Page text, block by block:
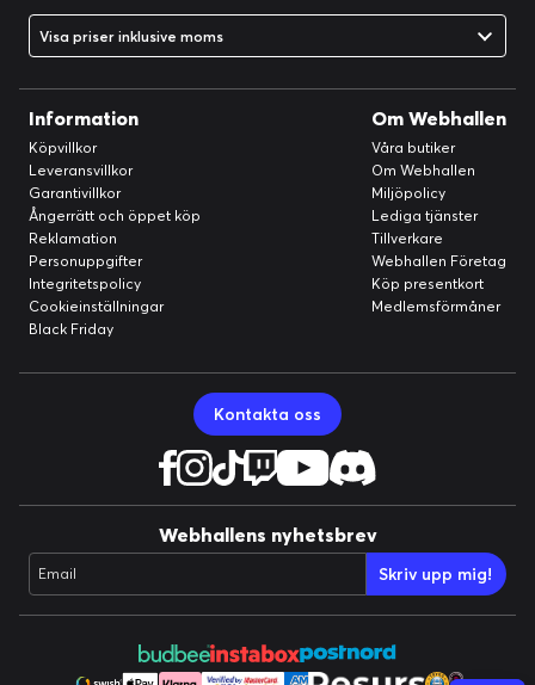
Visa priser inklusive moms
Information
Köpvillkor
Leveransvillkor
Garantivillkor
Ångerrätt och öppet köp
Reklamation
Personuppgifter
Integritetspolicy
Cookieinställningar
Black Friday
Om Webhallen
Våra butiker
Om Webhallen
Miljöpolicy
Lediga tjänster
Tillverkare
Webhallen Företag
Köp presentkort
Medlemsförmåner
Kontakta oss
Webhallens nyhetsbrev
Email Skriv upp mig!